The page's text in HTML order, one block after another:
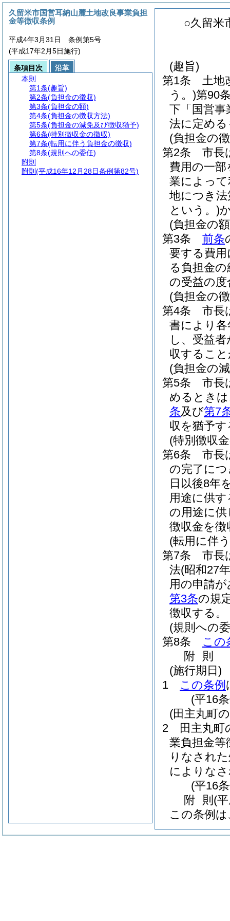
○久留米
(趣旨)
第1条
土地
う。)第90
下「国営事
法に定め
(負担金の
第2条
市長
費用の一
業によっ
地につき
という。)
(負担金の
第3条
前条
要する費
る負担金
の受益の
(負担金の
第4条
市長
書により
し、受益
収するこ
(負担金の
第5条
市長
めるとき
条及び第7
収を猶予
(特別徴収
第6条
市長
の完了に
日以後8年
用途に供
の用途に
徴収金を
(転用に伴
第7条
市長
法(昭和27
用の申請
第3条の規
徴収する。
(規則への
第8条
この
附 則
(施行期日)
1
この条例
(平16
(田主丸町
2
田主丸町
業負担金等
りなされ
によりな
(平16
附 則 (
この条例
久留米市国営耳納山麓土地改良事業負担
金等徴収条例
平成4年3月31日 条例第5号
(平成17年2月5日施行)
条項目次
沿革
本則
第1条(趣旨)
第2条(負担金の徴収)
第3条(負担金の額)
第4条(負担金の徴収方法)
第5条(負担金の減免及び徴収猶予)
第6条(特別徴収金の徴収)
第7条(転用に伴う負担金の徴収)
第8条(規則への委任)
附則
附則 (平成16年12月28日条例第82号)